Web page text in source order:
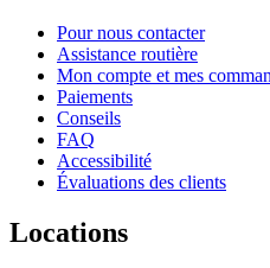
Pour nous contacter
Assistance routière
Mon compte et mes
Paiements
Conseils
FAQ
Accessibilité
Évaluations des clients
Locations